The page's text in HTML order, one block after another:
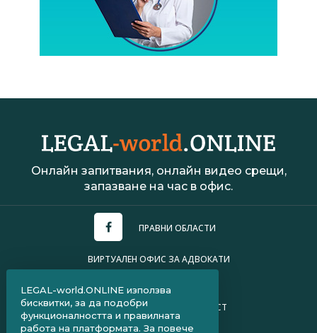
Онлайн запитвания, онлайн видео срещи,
запазване на час в офис.
ПРАВНИ ОБЛАСТИ
ВИРТУАЛЕН ОФИС ЗА АДВОКАТИ
ПОЛИТИКА ЗА ПОВЕРИТЕЛНОСТ
LEGAL-world.ONLINE използва
бисквитки, за да подобри
функционалността и правилната
работа на платформата. За повече